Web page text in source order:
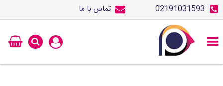
02191031593 تماس با ما